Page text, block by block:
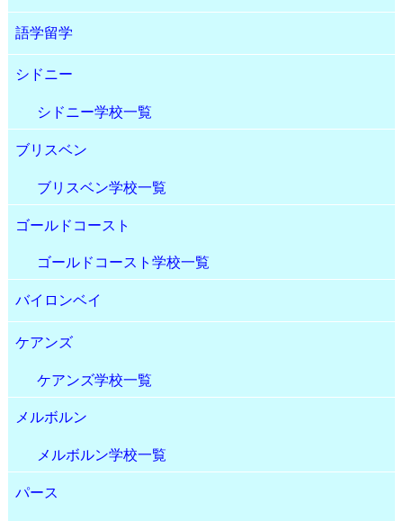
語学留学
シドニー
シドニー学校一覧
ブリスベン
ブリスベン学校一覧
ゴールドコースト
ゴールドコースト学校一覧
バイロンベイ
ケアンズ
ケアンズ学校一覧
メルボルン
メルボルン学校一覧
パース